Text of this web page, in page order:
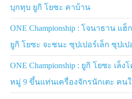
“ขอฝากให้ทุกคนช่วยเชียร์และเป็น
ผมยังไม่หมดไฟ และจะกลับมาในเ
แน่นอนครับ”
แฟนกีฬาการต่อสู้สามารถติดตามช
Podcast” ไลฟ์ทุกวันจันทร์ เวลา
ONE Championship Thailand โ
ได้ภายใน 24 ชั่วโมงเท่านั้น! รวม
บุกทุบ ยูกิ โยซะ คาบ้าน
ONE Championship : โจนาธาน แ
ยูกิ โยซะ จะชนะ ซุปเปอร์เล็ก ซุปเป
ONE Championship : ยูกิ โยซะ เล็ง
หมู่ 9 ขึ้นแท่นเครื่องจักรนักเตะ คน